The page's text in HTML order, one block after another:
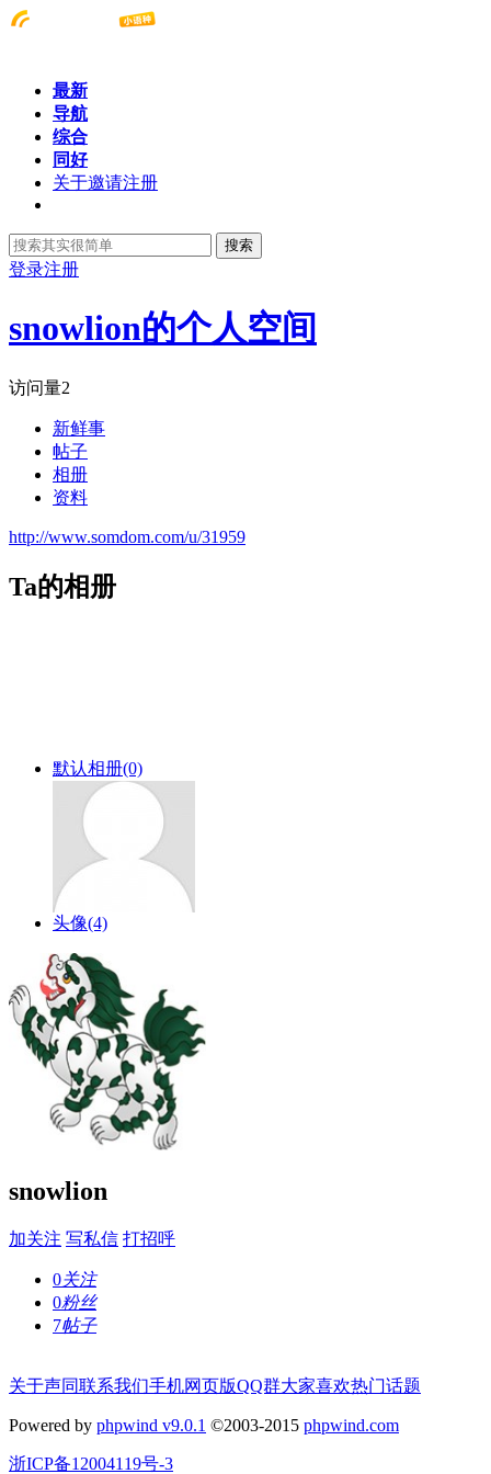
最新
导航
综合
同好
关于邀请注册
搜索
登录注册
snowlion的个人空间
访问量2
新鲜事
帖子
相册
资料
http://www.somdom.com/u/31959
Ta的相册
默认相册(0)
头像(4)
snowlion
加关注 写私信 打招呼
0关注
0粉丝
7帖子
关于声同联系我们手机网页版QQ群大家喜欢热门话题
Powered by phpwind v9.0.1 ©2003-2015 phpwind.com
浙ICP备12004119号-3